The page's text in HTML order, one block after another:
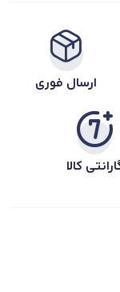
ارسال فوری
کالا